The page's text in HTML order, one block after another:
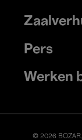
Pers
Werken
© 2026 BOZAR.